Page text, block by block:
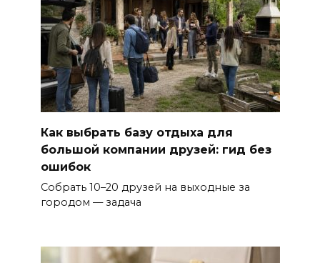
Как выбрать базу отдыха для
большой компании друзей: гид без
ошибок
Собрать 10–20 друзей на выходные за
городом — задача